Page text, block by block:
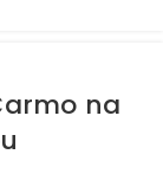
na